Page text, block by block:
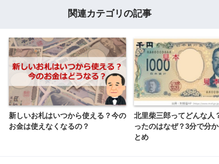
関連カテゴリの記事
新しいお札はいつから使える？今の
お金は使えなくなるの？
北里柴三郎ってどんな人
ったのはなぜ？3分で分
とめ